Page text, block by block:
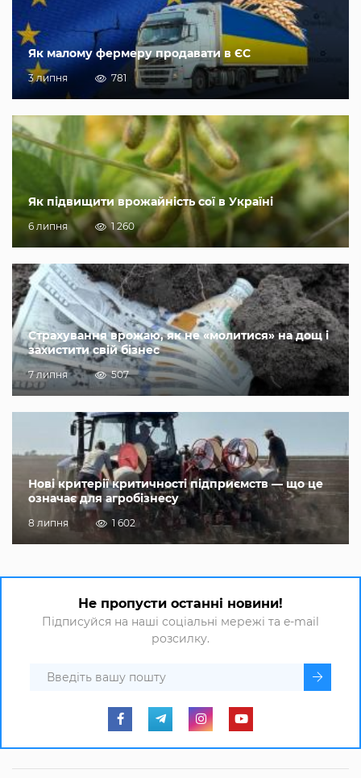
Як малому фермеру продавати в ЄС
3 липня 781
Як підвищити врожайність сої в Україні
6 липня 1 260
Страхування врожаю, як не «молитися» на дощ і
захистити свій бізнес
7 липня 507
Нові критерії критичності підприємств — що це
означає для агробізнесу
8 липня 1 602
Не пропусти останні новини!
Підписуйся на наші соціальні мережі та e-mail
розсилку.